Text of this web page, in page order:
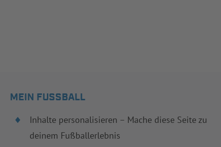
MEIN FUSSBALL
Inhalte personalisieren – Mache diese Seite zu
deinem Fußballerlebnis